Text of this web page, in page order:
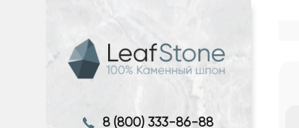
8 (800) 333-86-88